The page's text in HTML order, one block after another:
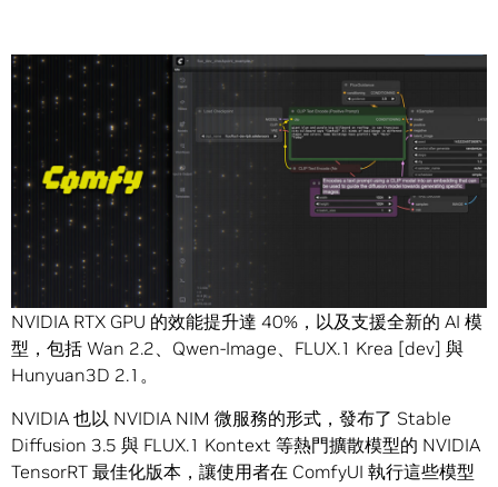
Share
ComfyUI是開源的節點架構繪圖介面，可為內容創作執行及
建構生成式 AI 工作流程，過去一個月發布的重大更新包括，
NVIDIA RTX GPU 的效能提升達 40%，以及支援全新的 AI 模
型，包括 Wan 2.2、Qwen-Image、FLUX.1 Krea [dev] 與
Hunyuan3D 2.1。
NVIDIA 也以 NVIDIA NIM 微服務的形式，發布了 Stable
Diffusion 3.5 與 FLUX.1 Kontext 等熱門擴散模型的 NVIDIA
TensorRT 最佳化版本，讓使用者在 ComfyUI 執行這些模型